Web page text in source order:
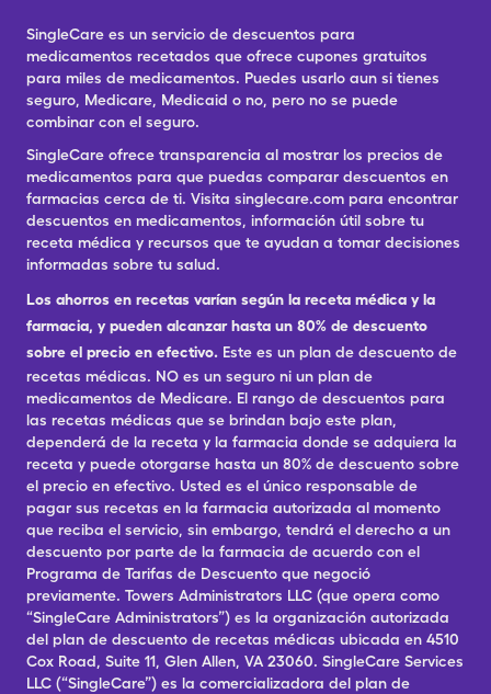
SingleCare es un servicio de descuentos para
medicamentos recetados que ofrece cupones gratuitos
para miles de medicamentos. Puedes usarlo aun si tienes
seguro, Medicare, Medicaid o no, pero no se puede
combinar con el seguro.
SingleCare ofrece transparencia al mostrar los precios de
medicamentos para que puedas comparar descuentos en
farmacias cerca de ti. Visita singlecare.com para encontrar
descuentos en medicamentos, información útil sobre tu
receta médica y recursos que te ayudan a tomar decisiones
informadas sobre tu salud.
Los ahorros en recetas varían según la receta médica y la
farmacia, y pueden alcanzar hasta un 80% de descuento
sobre el precio en efectivo. Este es un plan de descuento de
recetas médicas. NO es un seguro ni un plan de
medicamentos de Medicare. El rango de descuentos para
las recetas médicas que se brindan bajo este plan,
dependerá de la receta y la farmacia donde se adquiera la
receta y puede otorgarse hasta un 80% de descuento sobre
el precio en efectivo. Usted es el único responsable de
pagar sus recetas en la farmacia autorizada al momento
que reciba el servicio, sin embargo, tendrá el derecho a un
descuento por parte de la farmacia de acuerdo con el
Programa de Tarifas de Descuento que negoció
previamente. Towers Administrators LLC (que opera como
“SingleCare Administrators”) es la organización autorizada
del plan de descuento de recetas médicas ubicada en 4510
Cox Road, Suite 11, Glen Allen, VA 23060. SingleCare Services
LLC (“SingleCare”) es la comercializadora del plan de